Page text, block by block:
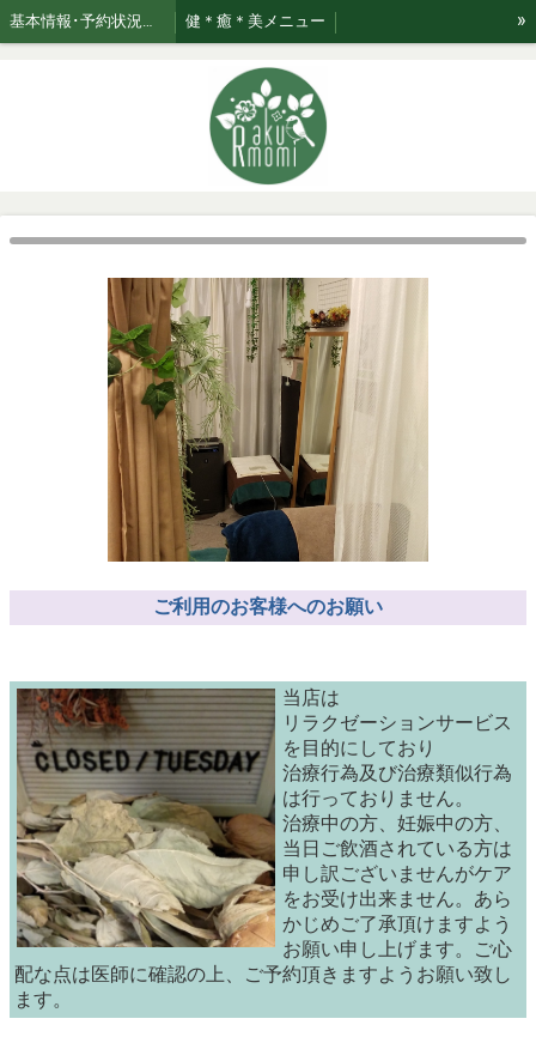
基本情報･予約状況・ページのご案内 健＊癒＊美メニュー
ご案内 セラピスト紹介
»
ご利用のお客様へのお願い
当店は
リラクゼーションサービス
を目的にしており
治療行為及び治療類似行為
は行っておりません。
治療中の方、妊娠中の方、
当日ご飲酒されている方は
申し訳ございませんがケア
をお受け出来ません。あら
かじめご了承頂けますよう
お願い申し上げます。ご心
配な点は医師に確認の上、ご予約頂きますようお願い致し
ます。